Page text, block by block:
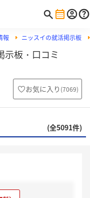
報 ニッスイの就活掲示板
示板・口コミ
お気に入り (7069)
(全5091件)